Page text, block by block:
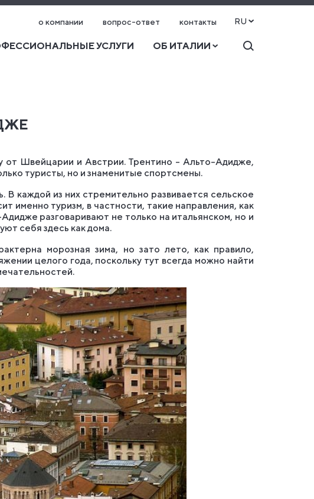
о компании вопрос-ответ контакты RU
УСЛУГИ ОБ ИТАЛИИ
от Швейцарии и Австрии. Трентино – Альто-Адидже,
туристы, но и знаменитые спортсмены.
каждой из них стремительно развивается сельское
именно туризм, в частности, такие направления, как
разговаривают не только на итальянском, но и
себя здесь как дома.
морозная зима, но зато лето, как правило,
целого года, поскольку тут всегда можно найти